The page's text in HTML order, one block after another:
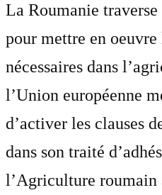
La Roumanie
pour mettre en oeuvre
nécessaires dans
l’Union européenne
d’activer les clauses
dans son traité
l’Agriculture roumain